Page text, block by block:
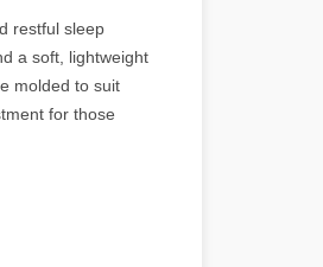
restful sleep
a soft, lightweight
molded to suit
for those